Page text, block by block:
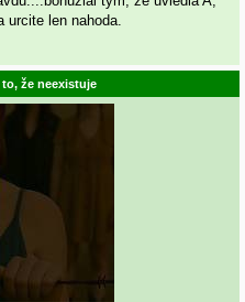
len nahoda.
že neexistuje